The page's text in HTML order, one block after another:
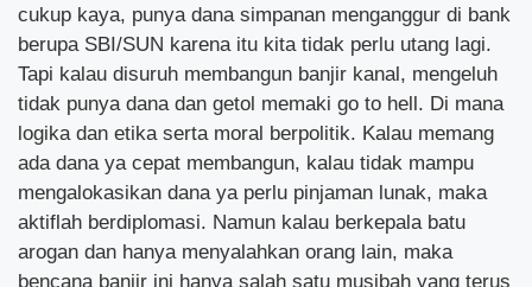
cukup kaya, punya dana simpanan menganggur di bank
berupa SBI/SUN karena itu kita tidak perlu utang lagi.
Tapi kalau disuruh membangun banjir kanal, mengeluh
tidak punya dana dan getol memaki go to hell. Di mana
logika dan etika serta moral berpolitik. Kalau memang
ada dana ya cepat membangun, kalau tidak mampu
mengalokasikan dana ya perlu pinjaman lunak, maka
aktiflah berdiplomasi. Namun kalau berkepala batu
arogan dan hanya menyalahkan orang lain, maka
bencana banjir ini hanya salah satu musibah yang terus